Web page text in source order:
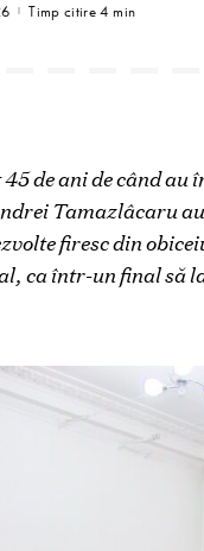
Timp citire 4 min
de ani de când
Tamazlâcaru
firesc din
ca într-un final să